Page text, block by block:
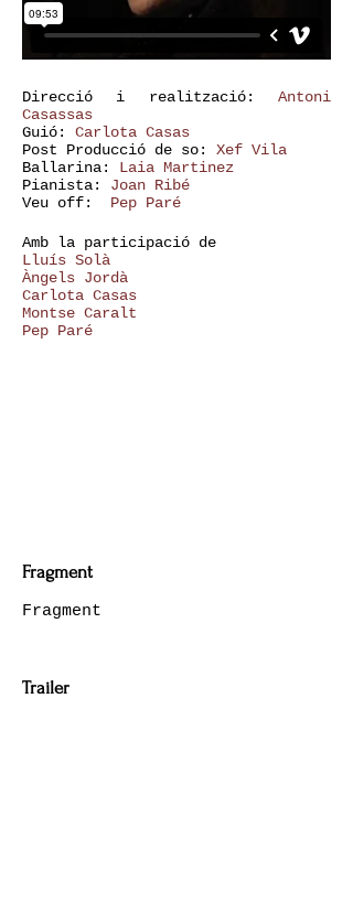
Direcció i realització: Antoni
Casassas
Guió: Carlota Casas
Post Producció de so: Xef Vila
Ballarina: Laia Martinez
Pianista: Joan Ribé
Veu off: Pep Paré
Amb la participació de
Lluís Solà
Àngels Jordà
Carlota Casas
Montse Caralt
Pep Paré
Fragment
Fragment
Trailer